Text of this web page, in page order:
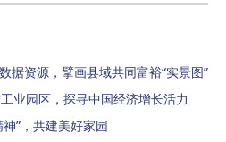
据资源，擘画县域共同富裕“实景图”
业园区，探寻中国经济增长活力
”，共建美好家园